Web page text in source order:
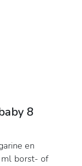
8
en
borst- of